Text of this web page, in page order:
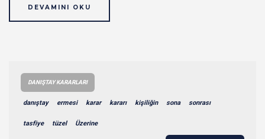
DEVAMINI OKU
DANIŞTAY KARARLARI
danıştay ermesi karar kararı kişiliğin sona sonrası
tasfiye tüzel Üzerine